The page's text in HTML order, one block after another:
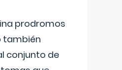
prodromos
también
conjunto de